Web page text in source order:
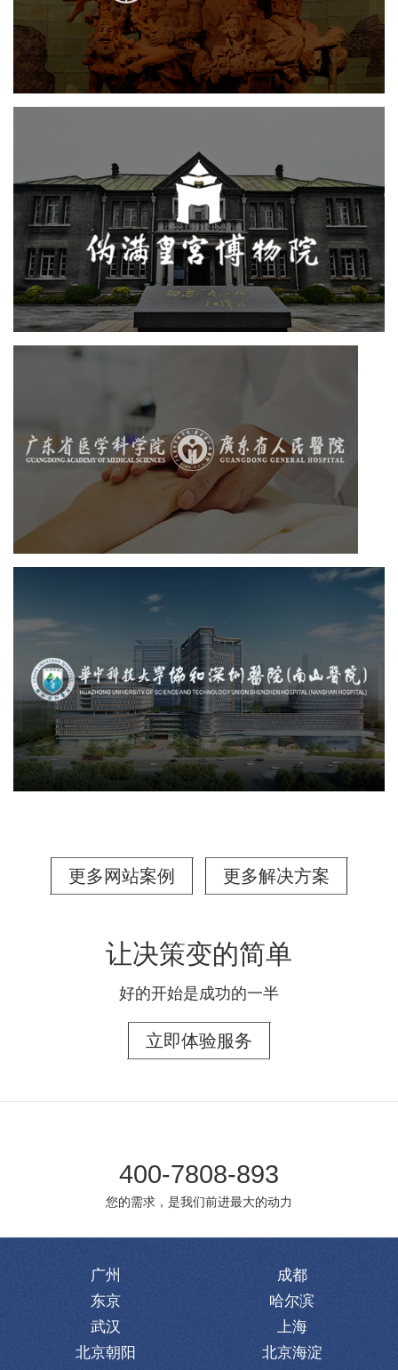
更多网站案例 更多解决方案
让决策变的简单
好的开始是成功的一半
立即体验服务
400-7808-893
您的需求，是我们前进最大的动力
广州
成都
东京
哈尔滨
武汉
上海
北京朝阳
北京海淀